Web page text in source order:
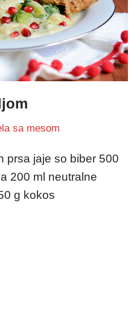
sa mesom
prsa jaje so biber 500
200 ml neutralne
g kokos